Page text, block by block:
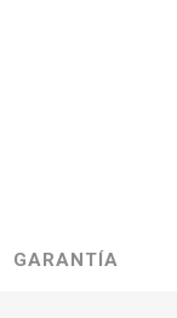
GARANTÍA